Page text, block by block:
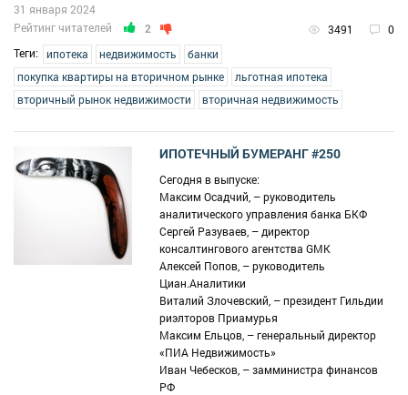
Рейтинг читателей 2 3491 0
31 января 2024
Теги: ипотека недвижимость
банки
покупка квартиры на вторичном рынке
льготная ипотека
вторичный рынок недвижимости
вторичная недвижимость
ИПОТЕЧНЫЙ БУМЕРАНГ #250
Сегодня в выпуске:
Максим Осадчий, – руководитель
аналитического управления банка БКФ
Сергей Разуваев, – директор
консалтингового агентства GMK
Алексей Попов, – руководитель
Циан.Аналитики
Виталий Злочевский, – президент Гильдии
риэлторов Приамурья
Максим Ельцов, – генеральный директор
«ПИА Недвижимость»
Иван Чебесков, – замминистра финансов
РФ